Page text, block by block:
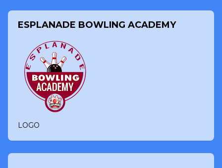
ESPLANADE BOWLING ACADEMY
LOGO